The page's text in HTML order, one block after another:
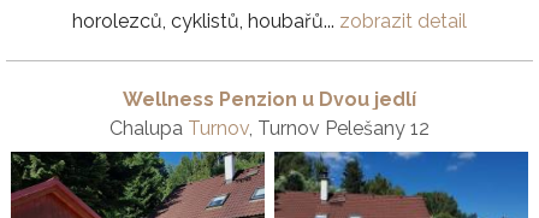
horolezců, cyklistů, houbařů... zobrazit detail
Wellness Penzion u Dvou jedlí
Chalupa Turnov , Turnov Pelešany 12